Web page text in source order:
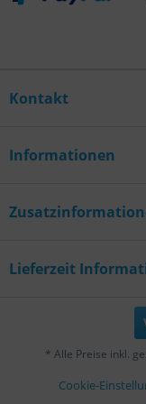
Kontakt
Informationen
Lieferzeit
* Alle Preise inkl.
Cookie-